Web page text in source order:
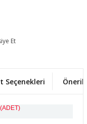
Et
Seçenekleri